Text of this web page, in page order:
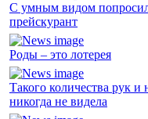
С умным видом
прейскурант
Роды – это лотерея
Такого количества рук и
никогда не видела